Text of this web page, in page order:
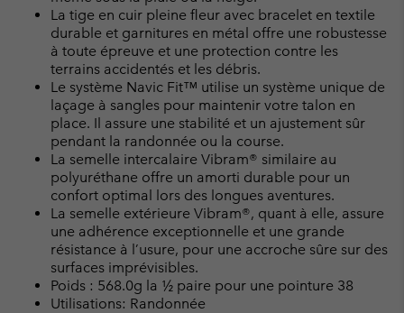
La tige en cuir pleine fleur avec bracelet en textile
durable et garnitures en métal offre une robustesse
à toute épreuve et une protection contre les
terrains accidentés et les débris.
Le système Navic Fit™ utilise un système unique de
laçage à sangles pour maintenir votre talon en
place. Il assure une stabilité et un ajustement sûr
pendant la randonnée ou la course.
La semelle intercalaire Vibram® similaire au
polyuréthane offre un amorti durable pour un
confort optimal lors des longues aventures.
La semelle extérieure Vibram®, quant à elle, assure
une adhérence exceptionnelle et une grande
résistance à l’usure, pour une accroche sûre sur des
surfaces imprévisibles.
Poids : 568.0g la ½ paire pour une pointure 38
Utilisations: Randonnée